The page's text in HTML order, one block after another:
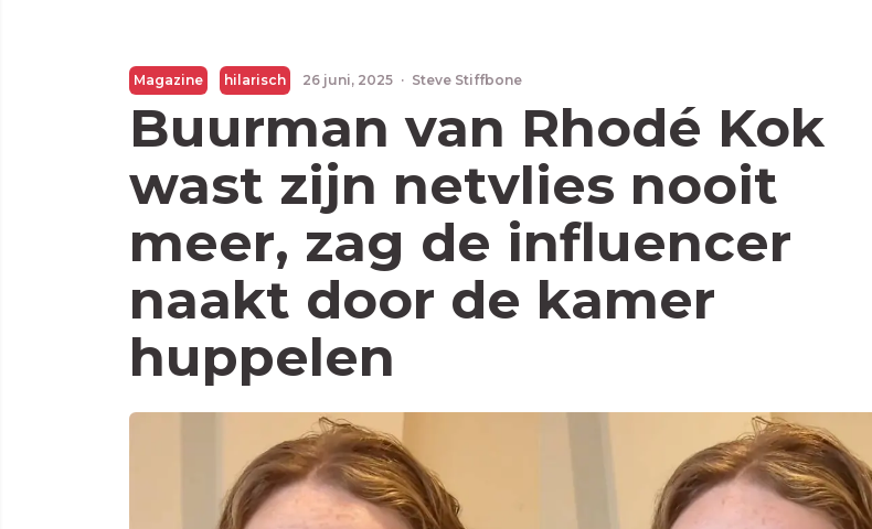
Magazine hilarisch 26 juni, 2025 · Steve Stiffbone
Buurman van Rhodé Kok
wast zijn netvlies nooit
meer, zag de influencer
naakt door de kamer
huppelen